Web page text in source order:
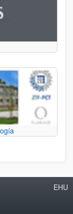
EHU